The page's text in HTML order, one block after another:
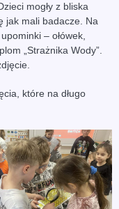
mogły z bliska
jak mali badacze. Na
– ołówek,
„Strażnika Wody”.
które na długo